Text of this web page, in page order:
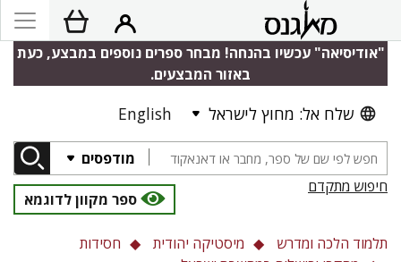
"אודיסיאה" עכשיו בהנחה! מבחר ספרים נוספים במבצע, כעת
באזור המבצעים.
שלח אל: מחוץ לישראל English
מודפסים
חיפוש מתקדם
ספר מקוון לדוגמא
תלמוד הלכה ומדרש מיסטיקה יהודית
חסידות